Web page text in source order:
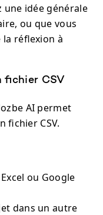
une idée générale
ou que vous
réflexion à
fichier CSV
AI permet
fichier CSV.
ou Google
dans un autre